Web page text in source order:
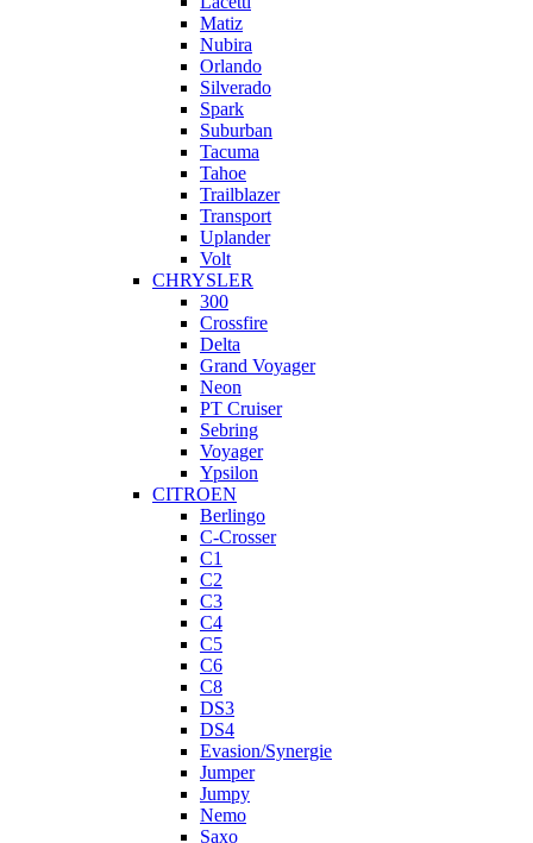
Matiz
Nubira
Orlando
Silverado
Spark
Suburban
Tacuma
Tahoe
Trailblazer
Transport
Uplander
Volt
CHRYSLER
300
Crossfire
Delta
Grand Voyager
Neon
PT Cruiser
Sebring
Voyager
Ypsilon
CITROEN
Berlingo
C-Crosser
C1
C2
C3
C4
C5
C6
C8
DS3
DS4
Evasion/Synergie
Jumper
Jumpy
Nemo
Saxo